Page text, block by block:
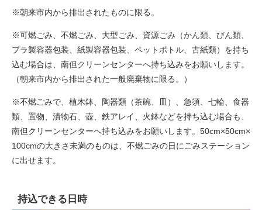
※朝来市内から排出されたものに限る。
※可燃ごみ、不燃ごみ、大型ごみ、資源ごみ（かん類、びん類、
プラ製容器包装、紙製容器包装、ペットボトル、古紙類）を持ち
込む場合は、南但クリーンセンターへ持ち込みをお願いします。
（朝来市内から排出された一般廃棄物に限る。）
※不燃ごみで、植木鉢、陶器類（茶碗、皿）、急須、七輪、食器
類、置物、漬物石、壺、鉄アレイ、火鉢などを持ち込む場合も、
南但クリーンセンターへ持ち込みをお願いします。50cm×50cm×
100cmの大きさ未満のものは、不燃ごみの日にごみステーション
に出せます。
持込できる日時